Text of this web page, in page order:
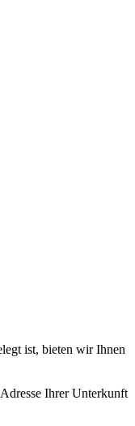
ist, bieten wir Ihnen
Ihrer Unterkunft